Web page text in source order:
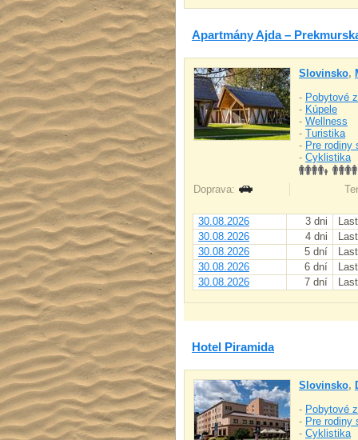
Apartmány Ajda –
Slovinsko,
- Pobytové
- Kúpele
- Wellness
- Turistika
- Pre rodiny
- Cyklistika
Doprava:
30.08.2026 3 dni
30.08.2026
4 dni
30.08.2026
5 dní
30.08.2026
6 dní
30.08.2026
7 dní
Hotel Piramida
Slovinsko,
- Pobytové
- Pre rodiny
- Cyklistika